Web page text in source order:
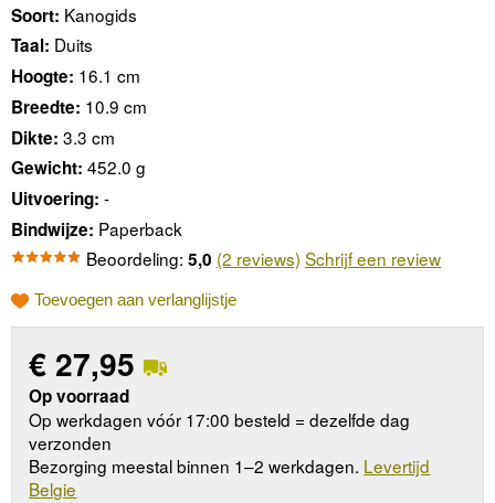
Soort: Kanogids
Taal: Duits
Hoogte: 16.1 cm
Breedte: 10.9 cm
Dikte: 3.3 cm
Gewicht: 452.0 g
Uitvoering: -
Bindwijze: Paperback
Beoordeling: 5,0 (2 reviews) Schrijf een review
Toevoegen aan verlanglijstje
€ 27,95
Op voorraad
Op werkdagen vóór 17:00 besteld = dezelfde dag
verzonden
Bezorging meestal binnen 1–2 werkdagen. Levertijd
Belgie